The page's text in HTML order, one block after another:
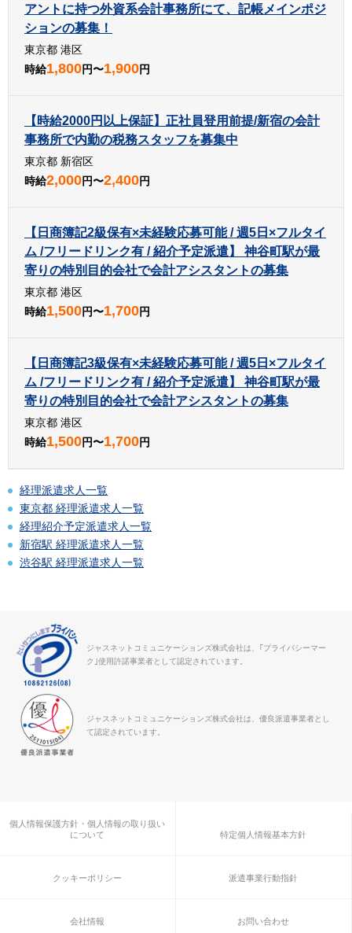
アントに持つ外資系会計事務所にて、記帳メインポジ
ションの募集！
東京都 港区
時給1,800円〜1,900円
【時給2000円以上保証】正社員登用前提/新宿の会計
事務所で内勤の税務スタッフを募集中
東京都 新宿区
時給2,000円〜2,400円
【日商簿記2級保有×未経験応募可能 / 週5日×フルタイ
ム /フリードリンク有 / 紹介予定派遣】 神谷町駅が最
寄りの特別目的会社で会計アシスタントの募集
東京都 港区
時給1,500円〜1,700円
【日商簿記3級保有×未経験応募可能 / 週5日×フルタイ
ム /フリードリンク有 / 紹介予定派遣】 神谷町駅が最
寄りの特別目的会社で会計アシスタントの募集
東京都 港区
時給1,500円〜1,700円
経理派遣求人一覧
東京都 経理派遣求人一覧
経理紹介予定派遣求人一覧
新宿駅 経理派遣求人一覧
渋谷駅 経理派遣求人一覧
ジャスネットコミュニケーションズ株式会社は、｢プライバシーマー
ク｣使用許諾事業者として認定されています。
ジャスネットコミュニケーションズ株式会社は、優良派遣事業者とし
て認定されています。
個人情報保護方針・個人情報の取り扱い
について
特定個人情報基本方針
クッキーポリシー 派遣事業行動指針
会社情報 お問い合わせ